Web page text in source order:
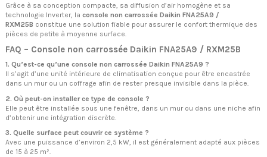
Grâce à sa conception compacte, sa diffusion d’air homogène et sa
technologie Inverter, la console non carrossée Daikin FNA25A9 /
RXM25B constitue une solution fiable pour assurer le confort thermique des
pièces de petite à moyenne surface.
FAQ – Console non carrossée Daikin FNA25A9 / RXM25B
1. Qu’est-ce qu’une console non carrossée Daikin FNA25A9 ?
Il s’agit d’une unité intérieure de climatisation conçue pour être encastrée
dans un mur ou un coffrage afin de rester presque invisible dans la pièce.
2. Où peut-on installer ce type de console ?
Elle peut être installée sous une fenêtre, dans un mur ou dans une niche afin
d’obtenir une intégration discrète.
3. Quelle surface peut couvrir ce système ?
Avec une puissance d’environ 2,5 kW, il est généralement adapté aux pièces
de 15 à 25 m².